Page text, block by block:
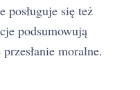
posługuje się też
podsumowują
moralne.